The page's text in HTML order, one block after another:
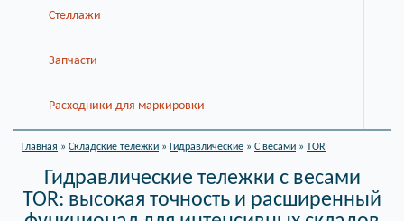
Стеллажи
Запчасти
Расходники для маркировки
Главная » Складские тележки » Гидравлические » С весами » TOR
Гидравлические тележки с весами
TOR: высокая точность и расширенный